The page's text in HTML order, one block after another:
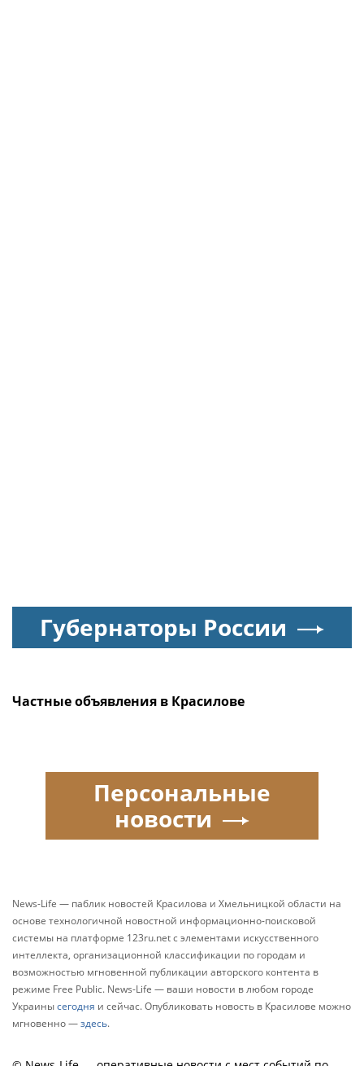
Губернаторы России
Частные объявления в Красилове
Персональные
новости
News-Life — паблик новостей Красилова и Хмельницкой области на
основе технологичной новостной информационно-поисковой
системы на платформе 123ru.net с элементами искусственного
интеллекта, организационной классификации по городам и
возможностью мгновенной публикации авторского контента в
режиме Free Public. News-Life — ваши новости в любом городе
Украинысегодня и сейчас. Опубликовать новость в Красилове можно
мгновенно —здесь.